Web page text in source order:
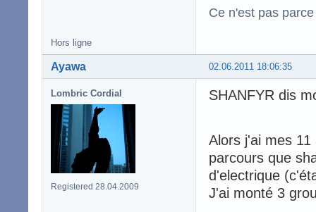
Ce n'est pas
Hors ligne
02.06.2011 18:06:35
Ayawa
Lombric Cordial
Registered 28.04.2009
SHANFYR dis
Alors j'ai mes
parcours que
d'electrique
J'ai monté 3